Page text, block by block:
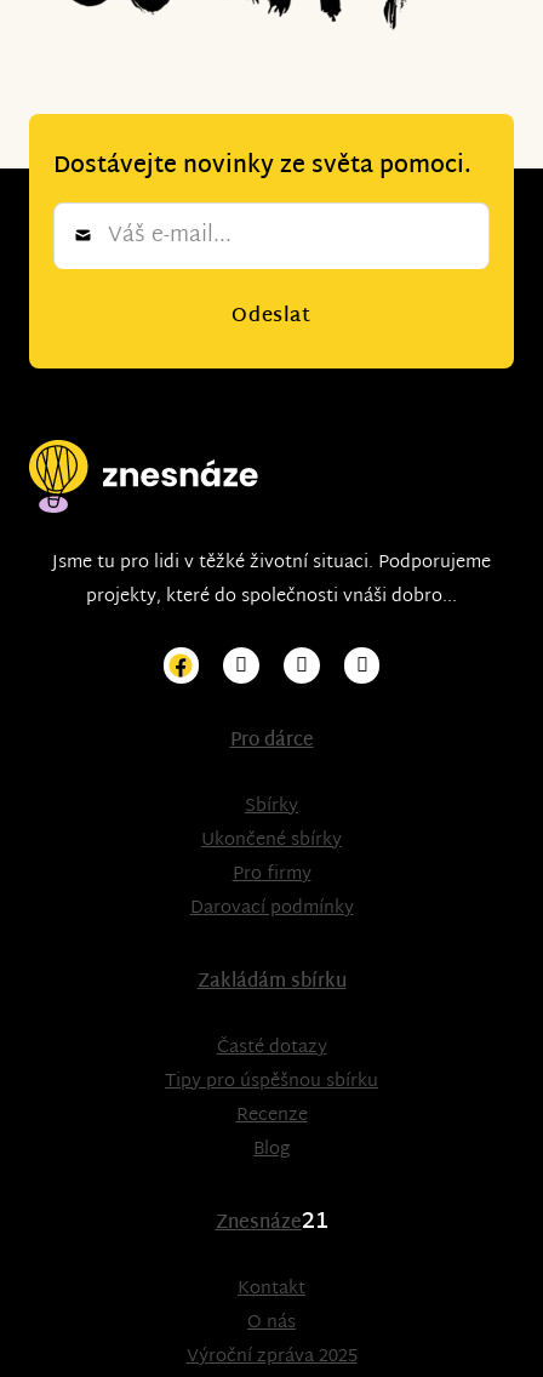
Dostávejte novinky ze světa pomoci.
Newsletter
Odeslat
Jsme tu pro lidi v těžké životní situaci. Podporujeme
projekty, které do společnosti vnáši dobro...
Pro dárce
Sbírky
Ukončené sbírky
Pro firmy
Darovací podmínky
Zakládám sbírku
Časté dotazy
Tipy pro úspěšnou sbírku
Recenze
Blog
Znesnáze21
Kontakt
O nás
Výroční zpráva 2025